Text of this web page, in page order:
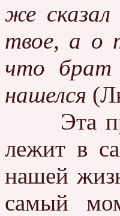
же
твое, а о
что брат
нашелся
Эта
лежит в
нашей
самый